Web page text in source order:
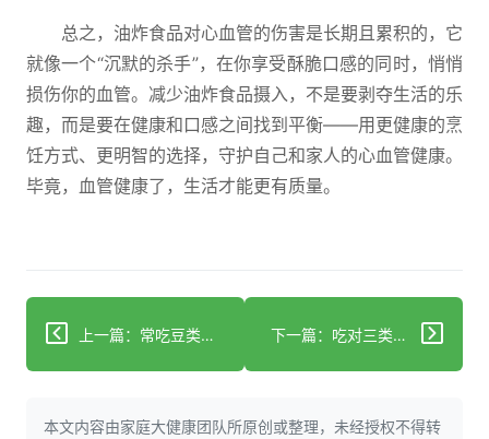
总之，油炸食品对心血管的伤害是长期且累积的，它
就像一个“沉默的杀手”，在你享受酥脆口感的同时，悄悄
损伤你的血管。减少油炸食品摄入，不是要剥夺生活的乐
趣，而是要在健康和口感之间找到平衡——用更健康的烹
饪方式、更明智的选择，守护自己和家人的心血管健康。
毕竟，血管健康了，生活才能更有质量。
上一篇：常吃豆类补营养？避开这些坑才能吃得健康 下一篇：吃对三类营养素改善脱发问题
本文内容由家庭大健康团队所原创或整理，未经授权不得转